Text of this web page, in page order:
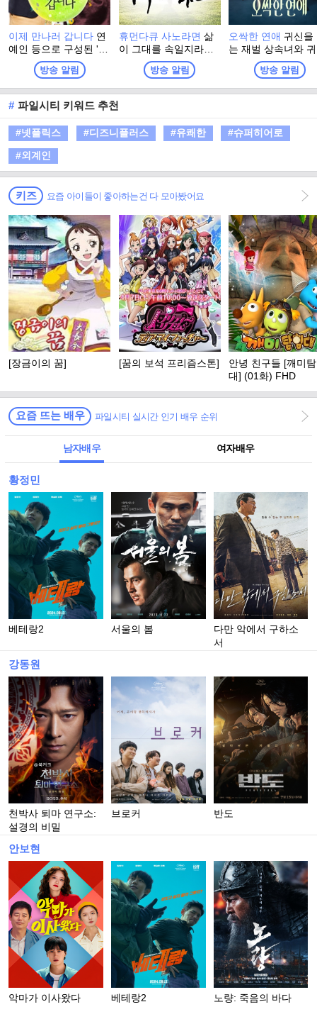
이제 만나러 갑니다 연
예인 등으로 구성된 '메
신저'들이 남쪽 이산가
족들을 직접 만나 북쪽
가족에게 전하고 싶은
선물과 영상편지등을
수집한다. 이를 소망박
스에 넣어 소망의 전당
에 보관한다
방송 알림
휴먼다큐 사노라면 삶
이 그대를 속일지라도
슬퍼하거나 노 하지마
말라, 슬픈 날엔 참고
견디라 즐거운 날이 오
방송 알림
오싹한 연애 귀신을
는 재벌 상속녀와
을 가장 무서워하는
혈 검사의 좌충우돌
컬트 로맨스
방송 알림
# 파일시티 키워드 추천
#넷플릭스 #디즈니플러스 #유쾌한
#슈퍼히어로
#외계인
키즈 요즘 아이들이 좋아하는건 다 모아봤어요
[장금이의 꿈] [꿈의 보석 프리즘스톤]
안녕 친구들 [깨미
대] (01화) FHD
요즘 뜨는 배우 파일시티 실시간 인기 배우 순위
남자배우 여자배우
황정민
베테랑2 서울의 봄
다만 악에서 구하소
서
강동원
천박사 퇴마 연구소:
설경의 비밀
브로커 반도
안보현
악마가 이사왔다 베테랑2 노량: 죽음의 바다